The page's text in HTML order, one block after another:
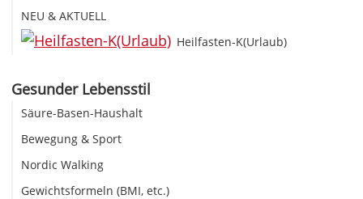
NEU & AKTUELL
Heilfasten-K(Urlaub)
Gesunder Lebensstil
Säure-Basen-Haushalt
Bewegung & Sport
Nordic Walking
Gewichtsformeln (BMI, etc.)